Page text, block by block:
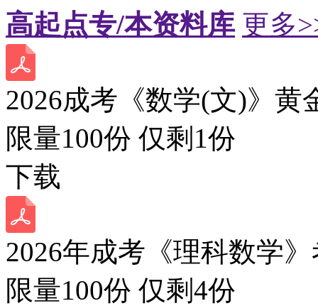
高起点专/本资料库 更多
2026成考《数学(文)》黄
限量100份 仅剩 1份
下载
2026年成考《理科数学
限量100份 仅剩4份